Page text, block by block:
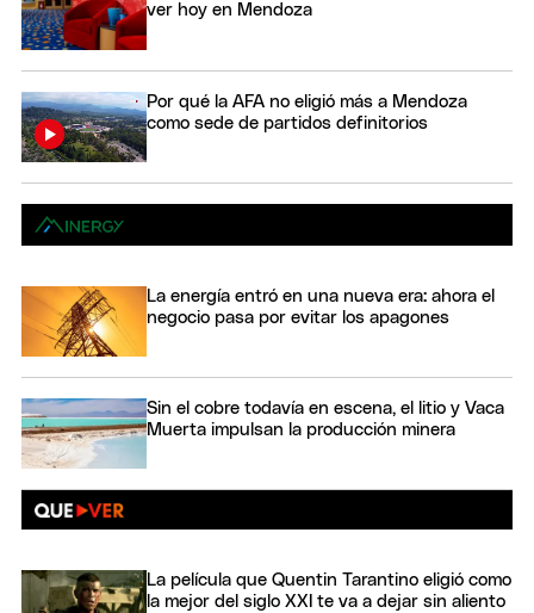
ver hoy en Mendoza
Por qué la AFA no eligió más a Mendoza
como sede de partidos definitorios
La energía entró en una nueva era: ahora el
negocio pasa por evitar los apagones
Sin el cobre todavía en escena, el litio y Vaca
Muerta impulsan la producción minera
La película que Quentin Tarantino eligió como
la mejor del siglo XXI te va a dejar sin aliento